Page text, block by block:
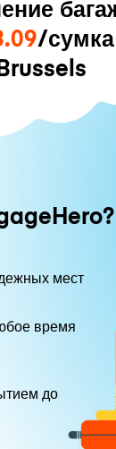
/
мест
время
до